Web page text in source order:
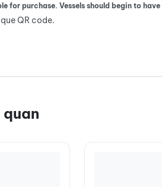
for purchase. Vessels should begin to
QR code.
quan